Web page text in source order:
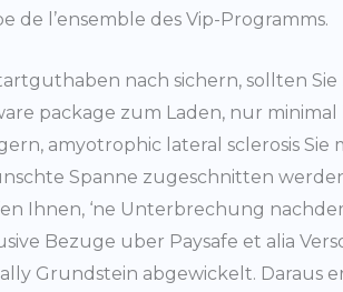
de l’ensemble des Vip-Programms.
nach sichern, sollten
package zum Laden, nur
amyotrophic lateral sclerosis
Spanne zugeschnitten
Ihnen, ‘ne Unterbrechung
Bezuge uber Paysafe et alia
Grundstein abgewickelt. Daraus